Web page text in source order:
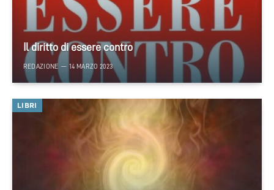
Il diritto di essere contro
REDAZIONE 14 MARZO 2023
LIBRI